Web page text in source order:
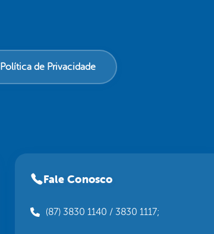
Política de Privacidade
Fale Conosco
(87) 3830 1140 / 3830 1117;